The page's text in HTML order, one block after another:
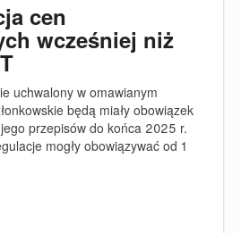
cen
wcześniej niż
uchwalony w omawianym
będą miały obowiązek
przepisów do końca 2025 r.
mogły obowiązywać od 1